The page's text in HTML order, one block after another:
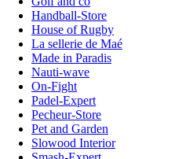
Handball-Store
House of Rugby
La sellerie de Maé
Made in Paradis
Nauti-wave
On-Fight
Padel-Expert
Pecheur-Store
Pet and Garden
Slowood Interior